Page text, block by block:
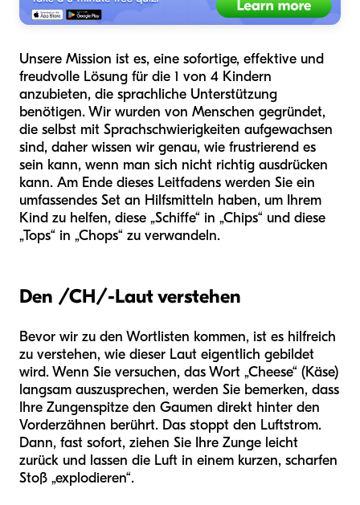
Unsere Mission ist es, eine sofortige, effektive und
freudvolle Lösung für die 1 von 4 Kindern
anzubieten, die sprachliche Unterstützung
benötigen. Wir wurden von Menschen gegründet,
die selbst mit Sprachschwierigkeiten aufgewachsen
sind, daher wissen wir genau, wie frustrierend es
sein kann, wenn man sich nicht richtig ausdrücken
kann. Am Ende dieses Leitfadens werden Sie ein
umfassendes Set an Hilfsmitteln haben, um Ihrem
Kind zu helfen, diese „Schiffe“ in „Chips“ und diese
„Tops“ in „Chops“ zu verwandeln.
Den /CH/-Laut verstehen
Bevor wir zu den Wortlisten kommen, ist es hilfreich
zu verstehen, wie dieser Laut eigentlich gebildet
wird. Wenn Sie versuchen, das Wort „Cheese“ (Käse)
langsam auszusprechen, werden Sie bemerken, dass
Ihre Zungenspitze den Gaumen direkt hinter den
Vorderzähnen berührt. Das stoppt den Luftstrom.
Dann, fast sofort, ziehen Sie Ihre Zunge leicht
zurück und lassen die Luft in einem kurzen, scharfen
Stoß „explodieren“.